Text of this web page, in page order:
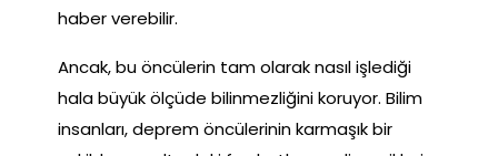
haber verebilir.
Ancak, bu öncülerin tam olarak nasıl işlediği
hala büyük ölçüde bilinmezliğini koruyor. Bilim
insanları, deprem öncülerinin karmaşık bir